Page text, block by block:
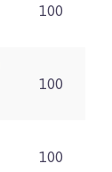
100
100
100